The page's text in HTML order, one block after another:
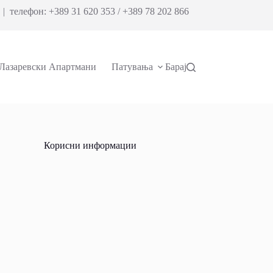
телефон: +389 31 620 353 / +389 78 202 866
Апартмани Патувања Барај
Корисни информации